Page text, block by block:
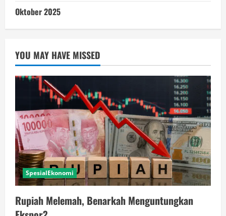
Oktober 2025
YOU MAY HAVE MISSED
SpesialEkonomi
Rupiah Melemah, Benarkah Menguntungkan